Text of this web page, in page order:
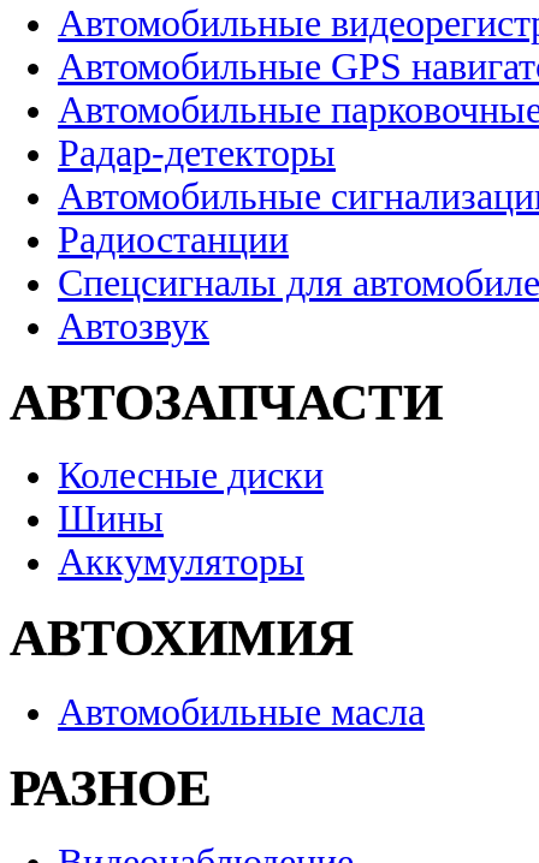
Автомобильные
Автомобильные GPS
Автомобильные
Радар-детекторы
Автомобильные
Радиостанции
Спецсигналы для
Автозвук
АВТОЗАПЧАСТИ
Колесные диски
Шины
Аккумуляторы
АВТОХИМИЯ
Автомобильные масла
РАЗНОЕ